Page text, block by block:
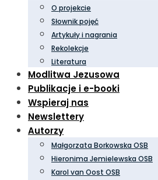
O projekcie
Słownik pojęć
Artykuły i nagrania
Rekolekcje
Literatura
Modlitwa Jezusowa
Publikacje i e-booki
Wspieraj nas
Newslettery
Autorzy
Małgorzata Borkowska OSB
Hieronima Jemielewska OSB
Karol van Oost OSB